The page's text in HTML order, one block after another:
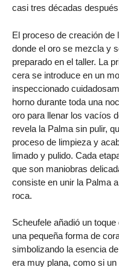
casi tres décadas
El proceso de creación de
donde el oro se mezcla y
preparado en el taller. La
cera se introduce en un
inspeccionado
horno durante toda una
oro para llenar los vacíos
revela la Palma sin pulir,
proceso de limpieza y
limado y pulido. Cada
que son maniobras
consiste en unir la Palma
roca.
Scheufele añadió un
una pequeña forma de
simbolizando la esencia
era muy plana, como si